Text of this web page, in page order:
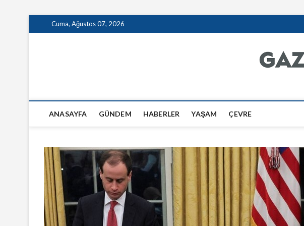
to
Cuma, Ağustos 07, 2026
ANASAYFA GÜNDEM HABERLER YAŞAM ÇEVRE